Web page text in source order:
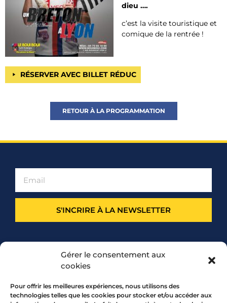
Gérer le consentement aux
cookies
Pour offrir les meilleures expériences, nous utilisons des
technologies telles que les cookies pour stocker et/ou accéder aux
dieu ….
c’est la visite touristique et
comique de la rentrée !
RÉSERVER AVEC BILLET RÉDUC
RETOUR À LA PROGRAMMATION
S'INCRIRE À LA NEWSLETTER